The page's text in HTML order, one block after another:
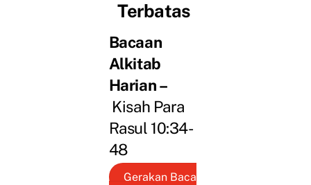
Terbatas
Bacaan
Alkitab
Harian –
Kisah Para
Rasul 10:34-
48
Gerakan Baca